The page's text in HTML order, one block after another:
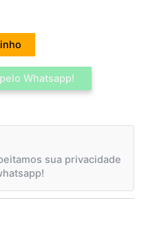
Whatsapp!
sua privacidade